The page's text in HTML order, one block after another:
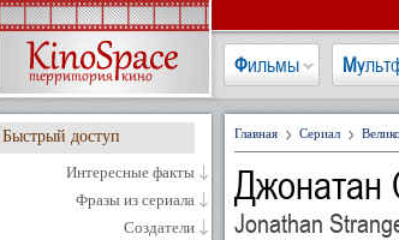
Фильмы
Быстрый доступ
Интересные факты
Фразы из сериала
Создатели
Главная Сериал
Джонатан
Jonathan